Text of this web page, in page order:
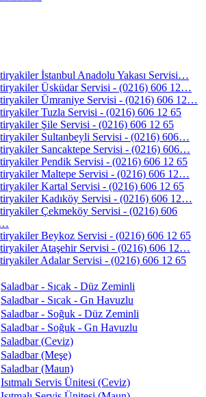
İstanbul Anadolu Yakası Servisi…
Üsküdar Servisi - (0216) 606 12…
Ümraniye Servisi - (0216) 606 12…
Tuzla Servisi - (0216) 606 12 65
Şile Servisi - (0216) 606 12 65
Sultanbeyli Servisi - (0216) 606…
Sancaktepe Servisi - (0216) 606…
Pendik Servisi - (0216) 606 12 65
Maltepe Servisi - (0216) 606 12…
Kartal Servisi - (0216) 606 12 65
Kadıköy Servisi - (0216) 606 12…
Çekmeköy Servisi - (0216) 606
Beykoz Servisi - (0216) 606 12 65
Ataşehir Servisi - (0216) 606 12…
Adalar Servisi - (0216) 606 12 65
Saladbar - Sıcak - Düz Zeminli
Saladbar - Sıcak - Gn Havuzlu
Saladbar - Soğuk - Düz Zeminli
Saladbar - Soğuk - Gn Havuzlu
Saladbar (Ceviz)
Saladbar (Meşe)
Saladbar (Maun)
Isıtmalı Servis Ünitesi (Ceviz)